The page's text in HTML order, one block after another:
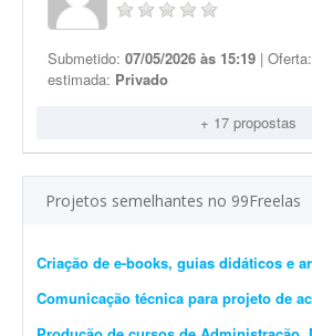
Submetido: 07/05/2026 às 15:19 | Oferta:
estimada: Privado
+ 17 propostas
Projetos semelhantes no 99Freelas